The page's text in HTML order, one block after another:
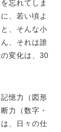
忘れてしま
、若い頃よ
、そんな小
、それは誰
変化は、30
憶力（図形
力（数字・
、日々の仕